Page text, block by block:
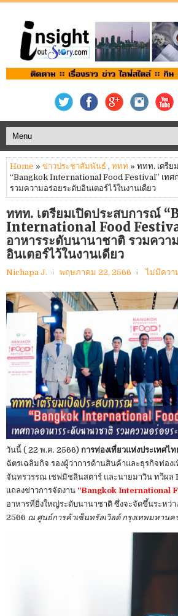
Home » ข่าวประชาสัมพันธ์ , ททท » ททท. เตรีย
“Bangkok International Food Festival” เทศ
รวมความอร่อยระดับอินเตอร์ไว้ในงานเดียว
ททท. เตรียมเปิดประสบการณ์
International Food
อาหารระดับนานาชาติ รวมควา
อินเตอร์ไว้ในงานเดียว
Nichapa J. พฤษภาคม 22, 2566 ไม่มีควา
วันนี้ ( 22 พ.ค. 2566) การท่องเที่ยวแห่งประเทศไ
ฉัตรเฉลิมกิจ รองผู้ว่าการด้านสินค้าและธุรกิจท่อง
จันทรวรรณ เชฟมิชลินสตาร์ และนายมาวิน ทวีผล
แถลงข่าวการจัดงาน “Bangkok International
อาหารที่ยิ่งใหญ่ระดับนานาชาติ ซึ่งจะจัดขึ้นระหว่
2566 ณ ศูนย์การค้าเซ็นทรัลเวิลด์ กรุงเทพมหานค